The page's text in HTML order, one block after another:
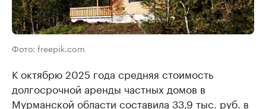
Фото: freepik.com
К октябрю 2025 года средняя стоимость
долгосрочной аренды частных домов в
Мурманской области составила 33,9 тыс. руб. в